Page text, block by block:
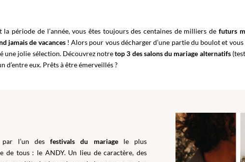
la période de l’année, vous êtes toujours des centaines de milliers de futurs
jamais de vacances! Alors pour vous décharger d’une partie du boulot et
une jolie sélection. Découvrez notretop 3 des salons du mariage alternatifs
d’entre eux. Prêts à être émerveillés ?
par l’un desfestivals du mariagele plus
de tous : le ANDY. Un lieu de caractère, des